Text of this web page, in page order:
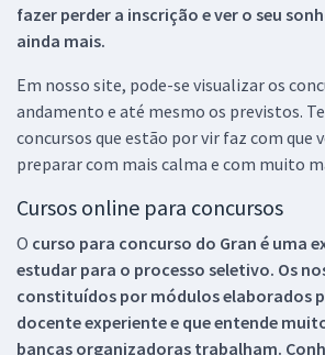
fazer perder a inscrição e ver o seu
ainda mais.
Em nosso site, pode-se visualizar os
andamento e até mesmo os previstos.
concursos que estão por vir faz com que
preparar com mais calma e com muito
Cursos online para concursos
O curso para concurso do Gran é uma
estudar para o processo seletivo. Os
constituídos por módulos elaborados
docente experiente e que entende
bancas organizadoras trabalham.